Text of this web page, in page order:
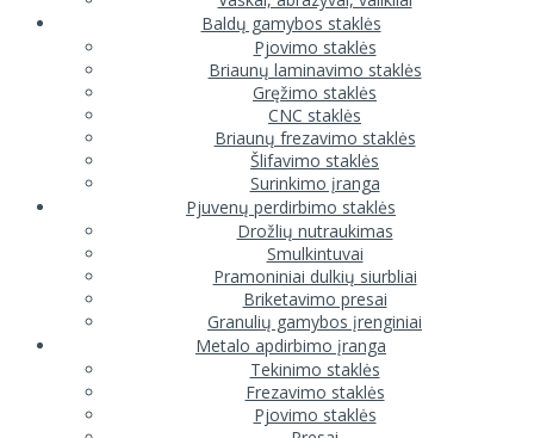
Baldų gamybos staklės
Pjovimo staklės
Briaunų laminavimo staklės
Gręžimo staklės
CNC staklės
Briaunų frezavimo staklės
Šlifavimo staklės
Surinkimo įranga
Pjuvenų perdirbimo staklės
Drožlių nutraukimas
Smulkintuvai
Pramoniniai dulkių siurbliai
Briketavimo presai
Granulių gamybos įrenginiai
Metalo apdirbimo įranga
Tekinimo staklės
Frezavimo staklės
Pjovimo staklės